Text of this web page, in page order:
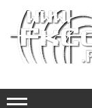
treści